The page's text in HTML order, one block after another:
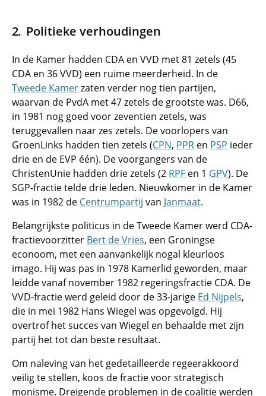
Politieke verhoudingen
In de Kamer hadden CDA en VVD met 81 zetels (45
CDA en 36 VVD) een ruime meerderheid. In de
Tweede Kamerzaten verder nog tien partijen,
waarvan de PvdA met 47 zetels de grootste was. D66,
in 1981 nog goed voor zeventien zetels, was
teruggevallen naar zes zetels. De voorlopers van
GroenLinks hadden tien zetels (CPN, PPR en PSP ieder
drie en de EVP één). De voorgangers van de
ChristenUnie hadden drie zetels (2 RPF en 1 GPV). De
SGP-fractie telde drie leden. Nieuwkomer in de Kamer
was in 1982 de Centrumpartij van Janmaat.
Belangrijkste politicus in de Tweede Kamer werd CDA-
fractievoorzitter Bert de Vries, een Groningse
econoom, met een aanvankelijk nogal kleurloos
imago. Hij was pas in 1978 Kamerlid geworden, maar
leidde vanaf november 1982 regeringsfractie CDA. De
VVD-fractie werd geleid door de 33-jarige Ed Nijpels,
die in mei 1982 Hans Wiegel was opgevolgd. Hij
overtrof het succes van Wiegel en behaalde met zijn
partij het tot dan beste resultaat.
Om naleving van het gedetailleerde regeerakkoord
veilig te stellen, koos de fractie voor strategisch
monisme. Dreigende problemen in de coalitie werden